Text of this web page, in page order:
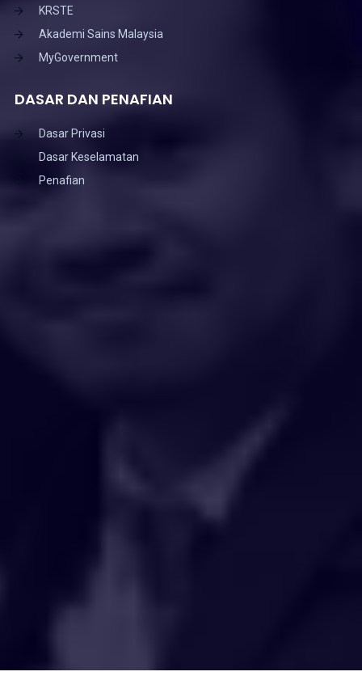
KRSTE
Akademi Sains Malaysia
MyGovernment
DASAR DAN PENAFIAN
Dasar Privasi
Dasar Keselamatan
Penafian